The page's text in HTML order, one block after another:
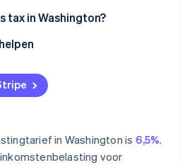
tax in Washington?
in Washington is 6,5%.
voor